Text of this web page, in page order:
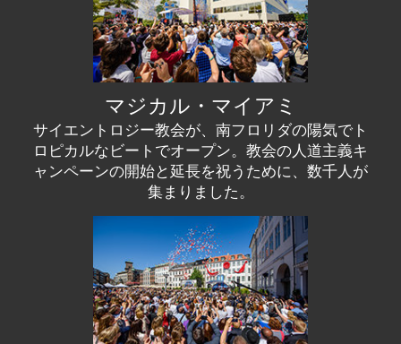
マジカル・マイアミ
サイエントロジー教会が、南フロリダの陽気でト
ロピカルなビートでオープン。教会の人道主義キ
ャンペーンの開始と延長を祝うために、数千人が
集まりました。